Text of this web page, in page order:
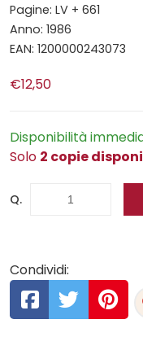
Pagine: LV + 661
Anno: 1986
EAN: 1200000243073
€12,50
Disponibilità
Solo 2 copie
Q.
Condividi: